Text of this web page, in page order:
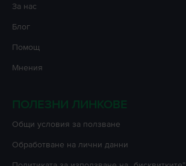
За нас
Блог
Помощ
Мнения
ПОЛЕЗНИ ЛИНКОВЕ
Oбщи условия за ползване
Oбработване на лични данни